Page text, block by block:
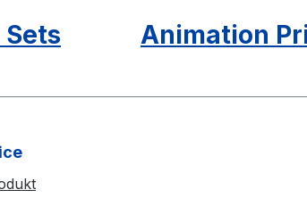
Animation